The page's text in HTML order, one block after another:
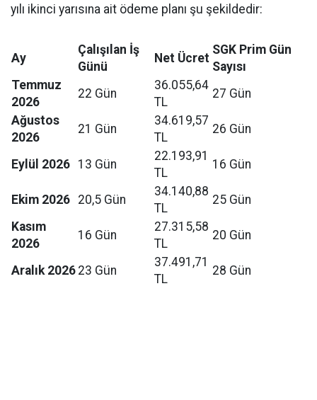
yılı ikinci yarısına ait ödeme planı şu şekildedir:
Ay
Çalışılan İş
Günü
Net Ücret
SGK Prim Gün
Sayısı
Temmuz
2026
22 Gün
36.055,64
TL
27 Gün
Ağustos
2026
21 Gün
34.619,57
TL
26 Gün
Eylül 2026 13 Gün
22.193,91
TL
16 Gün
Ekim 2026 20,5 Gün
34.140,88
TL
25 Gün
Kasım
2026
16 Gün
27.315,58
TL
20 Gün
Aralık 2026 23 Gün
37.491,71
TL
28 Gün